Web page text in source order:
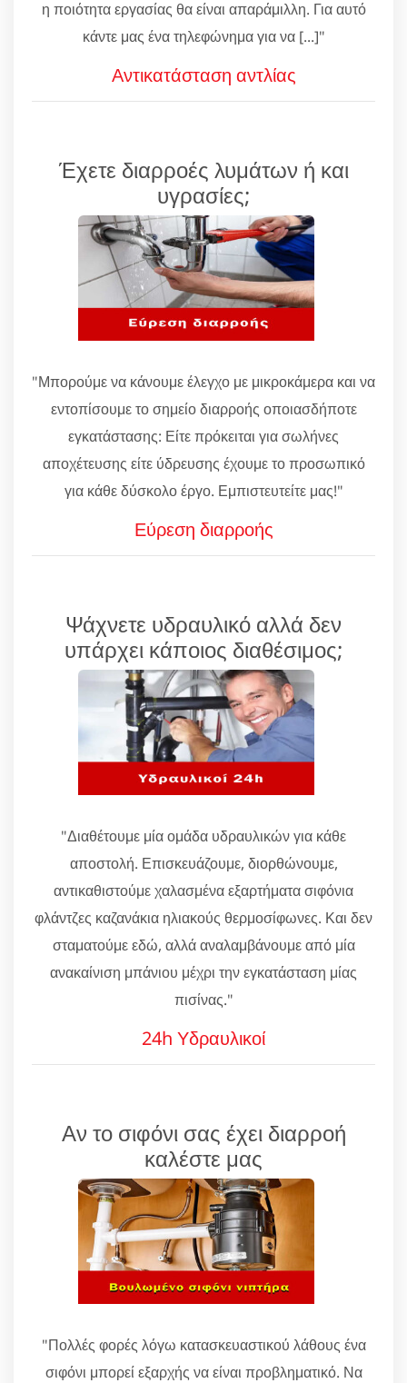
η ποιότητα εργασίας θα είναι απαράμιλλη. Για αυτό
κάντε μας ένα τηλεφώνημα για να [...]"
Αντικατάσταση αντλίας
Έχετε διαρροές λυμάτων ή και
υγρασίες;
"Μπορούμε να κάνουμε έλεγχο με μικροκάμερα και να
εντοπίσουμε το σημείο διαρροής οποιασδήποτε
εγκατάστασης: Είτε πρόκειται για σωλήνες
αποχέτευσης είτε ύδρευσης έχουμε το προσωπικό
για κάθε δύσκολο έργο. Εμπιστευτείτε μας!"
Εύρεση διαρροής
Ψάχνετε υδραυλικό αλλά δεν
υπάρχει κάποιος διαθέσιμος;
"Διαθέτουμε μία ομάδα υδραυλικών για κάθε
αποστολή. Επισκευάζουμε, διορθώνουμε,
αντικαθιστούμε χαλασμένα εξαρτήματα σιφόνια
φλάντζες καζανάκια ηλιακούς θερμοσίφωνες. Και δεν
σταματούμε εδώ, αλλά αναλαμβάνουμε από μία
ανακαίνιση μπάνιου μέχρι την εγκατάσταση μίας
πισίνας."
24h Υδραυλικοί
Αν το σιφόνι σας έχει διαρροή
καλέστε μας
"Πολλές φορές λόγω κατασκευαστικού λάθους ένα
σιφόνι μπορεί εξαρχής να είναι προβληματικό. Να